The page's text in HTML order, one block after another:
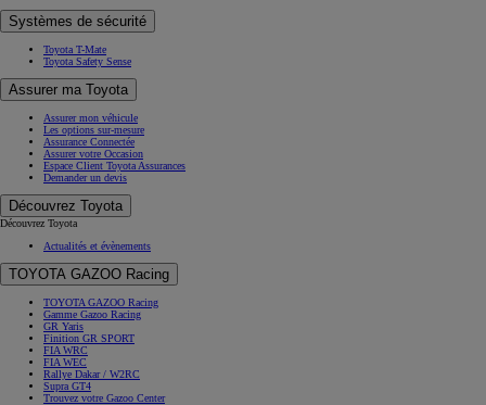
Systèmes de sécurité
Toyota T-Mate
Toyota Safety Sense
Assurer ma Toyota
Assurer mon véhicule
Les options sur-mesure
Assurance Connectée
Assurer votre Occasion
Espace Client Toyota Assurances
Demander un devis
Découvrez Toyota
Découvrez Toyota
Actualités et évènements
TOYOTA GAZOO Racing
TOYOTA GAZOO Racing
Gamme Gazoo Racing
GR Yaris
Finition GR SPORT
FIA WRC
FIA WEC
Rallye Dakar / W2RC
Supra GT4
Trouvez votre Gazoo Center